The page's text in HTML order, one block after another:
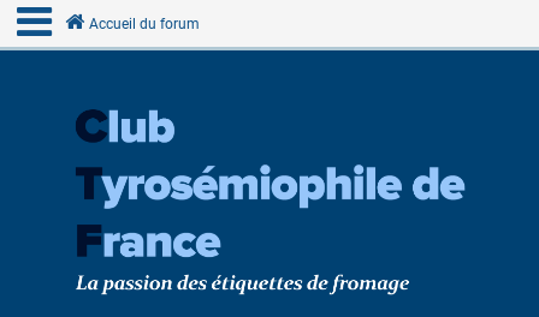
Accueil du forum